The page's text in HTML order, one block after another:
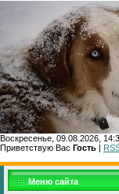
Воскресенье, 09.08.2026,
Приветствую Вас Гость |
Меню сайта